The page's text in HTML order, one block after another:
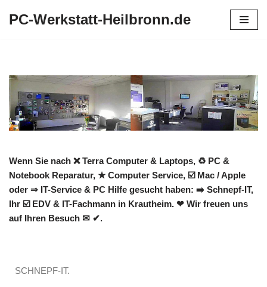
PC-Werkstatt-Heilbronn.de
Wenn Sie nach ❌ Terra Computer & Laptops, ♻ PC &
Notebook Reparatur, ★ Computer Service, ☑️ Mac / Apple
oder ⇒ IT-Service & PC Hilfe gesucht haben: ➡️ Schnepf-IT,
Ihr ☑️ EDV & IT-Fachmann in Krautheim. ❤ Wir freuen uns
auf Ihren Besuch ✉ ✔.
SCHNEPF-IT.